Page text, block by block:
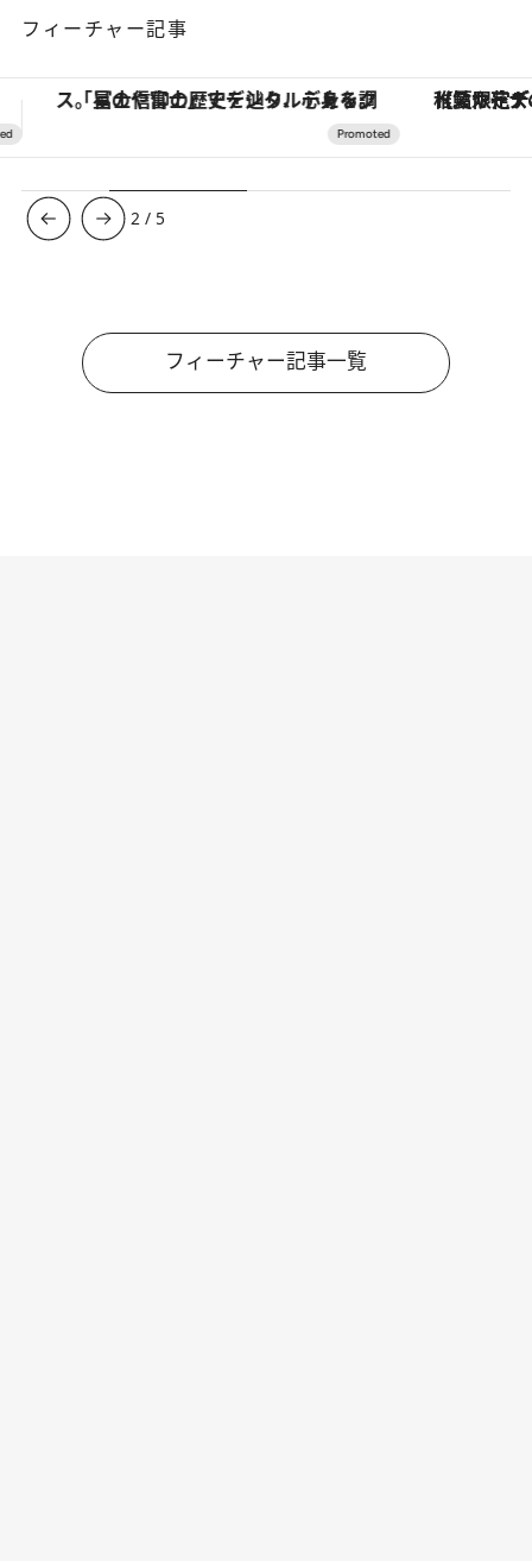
フィーチャー記事
【夏限定ディナーコース】旬を迎える稚鮎や花ズッキーニなどをイタリア・トスカーナの郷土料理の手法で満喫！ ヴァシュロン・コンスタンタ
3 / 5
フィーチャー記事一覧